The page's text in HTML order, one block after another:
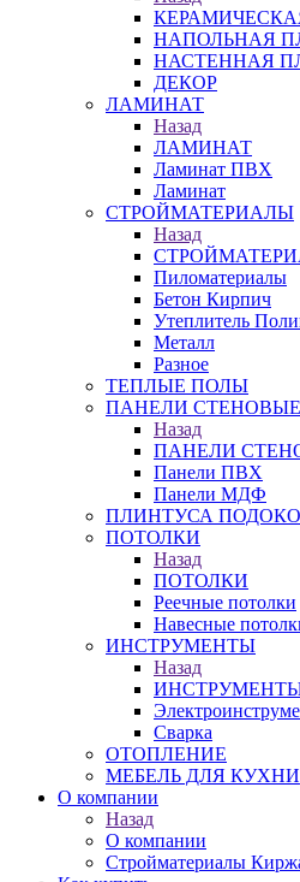
НАПОЛЬНАЯ
НАСТЕННАЯ
ДЕКОР
ЛАМИНАТ
Назад
ЛАМИНАТ
Ламинат ПВХ
Ламинат
СТРОЙМАТЕРИАЛЫ
Назад
Пиломатериалы
Бетон Кирпич
Утеплитель
Металл
Разное
ТЕПЛЫЕ ПОЛЫ
ПАНЕЛИ СТЕНОВЫЕ
Назад
ПАНЕЛИ
Панели ПВХ
Панели МДФ
ПЛИНТУСА
ПОТОЛКИ
Назад
ПОТОЛКИ
Реечные потолки
Навесные
ИНСТРУМЕНТЫ
Назад
Сварка
ОТОПЛЕНИЕ
МЕБЕЛЬ ДЛЯ КУХНИ
О компании
Назад
О компании
Стройматериалы